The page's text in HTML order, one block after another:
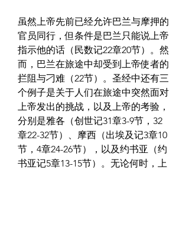
虽然上帝先前已经允许巴兰与摩押的
官员同行，但条件是巴兰只能说上帝
指示他的话（民数记22章20节）。然
而，巴兰在旅途中却受到上帝使者的
拦阻与刁难（22节）。圣经中还有三
个例子是关于人们在旅途中突然面对
上帝发出的挑战，以及上帝的考验，
分别是雅各（创世记31章3-9节，32
章22-32节）、摩西（出埃及记3章10
节，4章24-26节），以及约书亚（约
书亚记5章13-15节）。无论何时，上